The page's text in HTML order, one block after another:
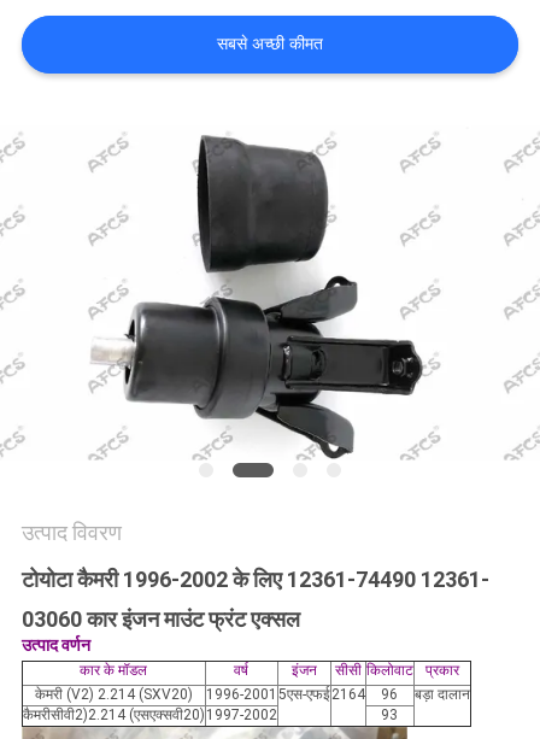
करें
समाचार
उद्धरण
साइटमैप
गोपनीयता
नीति
सबसे अच्छी कीमत
उत्पाद विवरण
टोयोटा कैमरी 1996-2002 के लिए 12361-74490 12361-
03060 कार इंजन माउंट फ्रंट एक्सल
उत्पाद वर्णन
कार के मॉडल वर्ष इंजन सीसी किलोवाट
प्रकार
केमरी (V2) 2.214 (SXV20)
1996-2001 5एस-एफई2164 96
बड़ा दालान
कैमरीसीवी2)2.214 (एसएक्सवी20) 1997-2002 93